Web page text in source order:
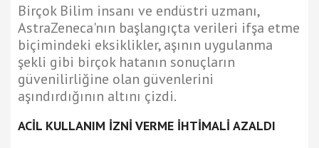
Birçok Bilim insanı ve endüstri uzmanı,
AstraZeneca'nın başlangıçta verileri ifşa etme
biçimindeki eksiklikler, aşının uygulanma
şekli gibi birçok hatanın sonuçların
güvenilirliğine olan güvenlerini
aşındırdığının altını çizdi.
ACİL KULLANIM İZNİ VERME İHTİMALİ AZALDI